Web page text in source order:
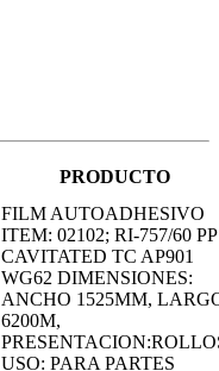
PRODUCTO
FILM AUTOADHESIVO
ITEM: 02102; RI-757/60 PP
CAVITATED TC AP901
WG62 DIMENSIONES:
ANCHO 1525MM,
6200M,
USO: PARA PARTES